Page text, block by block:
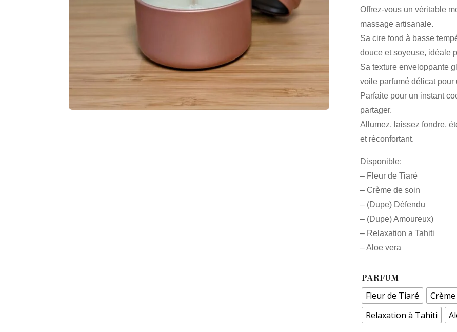
Offrez-vous un véritable
massage artisanale.
Sa cire fond à basse
douce et soyeuse, idéale
Sa texture enveloppante
voile parfumé délicat
Parfaite pour un instant
partager.
Allumez, laissez fondre,
et réconfortant.
Disponible:
– Fleur de Tiaré
– Crème de soin
– (Dupe) Défendu
– (Dupe) Amoureux)
– Relaxation a Tahiti
– Aloe vera
PARFUM
Fleur de Tiaré
Relaxation à Tahiti